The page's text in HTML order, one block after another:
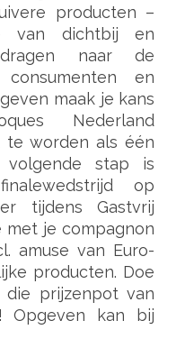
producten –
van dichtbij en
naar de
consumenten en
maak je kans
Nederland
te worden als één
stap is
op
tijdens Gastvrij
met je compagnon
amuse van Euro-
producten. Doe
prijzenpot van
Opgeven kan bij